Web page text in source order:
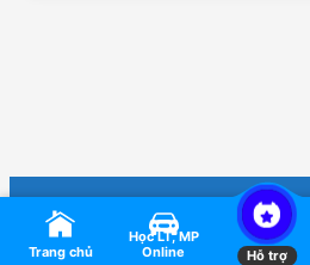
© 2026 Bản quyền thuộc về
Ôn tập, thi
Nam Sài Gòn
Trang chủ
Học LT, MP
Online
Hỗ trợ